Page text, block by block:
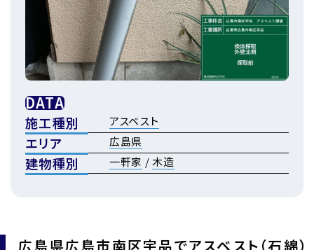
DATA
施工種別 アスベスト
エリア 広島県
建物種別 一軒家 /木造
広島県広島市南区宇品でアスベスト（石綿）